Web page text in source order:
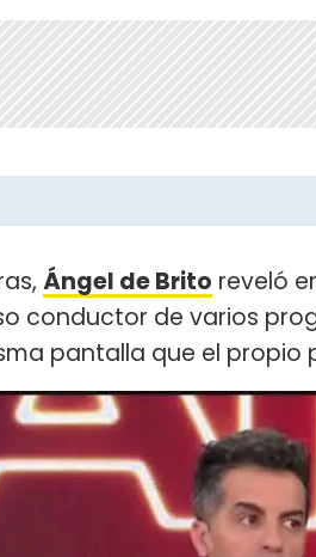
Ángel de Brito reveló
conductor de varios
pantalla que el propio